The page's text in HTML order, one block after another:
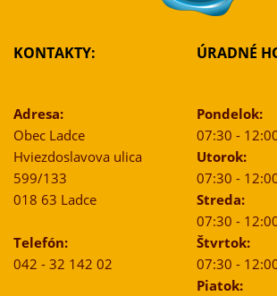
KONTAKTY:
Adresa:
Obec Ladce
Hviezdoslavova ulica
599/133
018 63 Ladce
Telefón:
042 - 32 142 02
ÚRADNÉ
Pondelok:
07:30 -
Utorok:
07:30 -
Streda:
07:30 -
Štvrtok:
07:30 -
Piatok: